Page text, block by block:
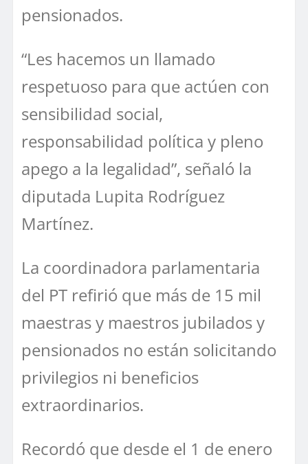
pensionados.
“Les hacemos un llamado
respetuoso para que actúen con
sensibilidad social,
responsabilidad política y pleno
apego a la legalidad”, señaló la
diputada Lupita Rodríguez
Martínez.
La coordinadora parlamentaria
del PT refirió que más de 15 mil
maestras y maestros jubilados y
pensionados no están solicitando
privilegios ni beneficios
extraordinarios.
Recordó que desde el 1 de enero